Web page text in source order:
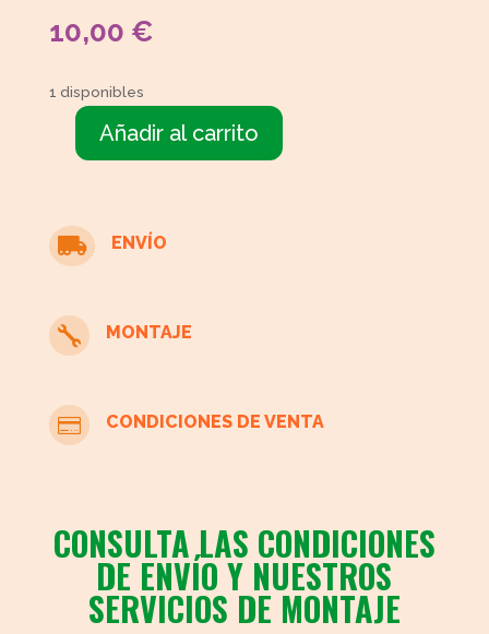
10,00 €
1 disponibles
MesitaAñadir al carrito
 ENVÍO
 MONTAJE
 CONDICIONES DE VENTA
CONSULTA LAS CONDICIONES
DE ENVÍO Y NUESTROS
SERVICIOS DE MONTAJE